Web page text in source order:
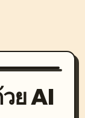
ย AI